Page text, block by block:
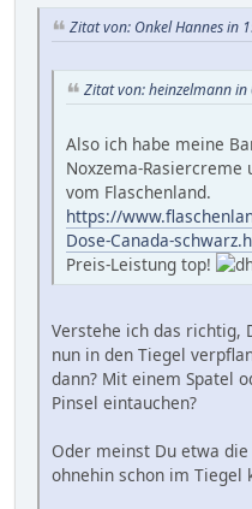
Zitat von: Onkel Hannes in
Zitat von: heinzelmann
Also ich habe meine
Noxzema-Rasiercreme
vom Flaschenland.
https://
Dose-Canada-
Preis-Leistung top!
Verstehe ich das richtig,
nun in den Tiegel
dann? Mit einem Spatel
Pinsel eintauchen?
Oder meinst Du etwa
ohnehin schon im Tiegel